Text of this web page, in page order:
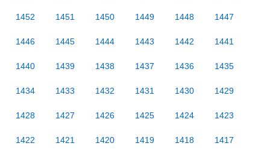
1452 1451 1450 1449 1448 1447
1446 1445 1444 1443 1442 1441
1440 1439 1438 1437 1436 1435
1434 1433 1432 1431 1430 1429
1428 1427 1426 1425 1424 1423
1422 1421 1420 1419 1418 1417